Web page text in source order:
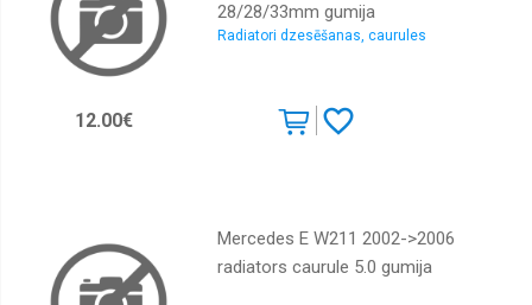
28/28/33mm gumija
Radiatori dzesēšanas, caurules
12.00€
Mercedes E W211 2002->2006
radiators caurule 5.0 gumija